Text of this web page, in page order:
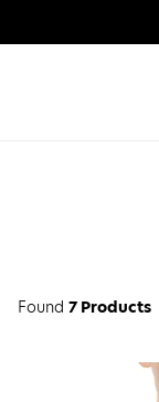
Found 7 Products